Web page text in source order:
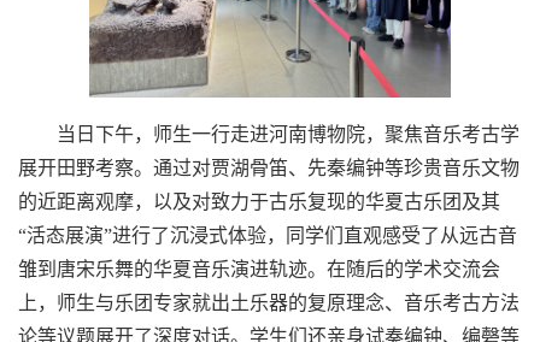
当日下午，师生一行走进河南博物院，聚焦音乐考古学
展开田野考察。通过对贾湖骨笛、先秦编钟等珍贵音乐文物
的近距离观摩，以及对致力于古乐复现的华夏古乐团 及其
“活态展演”进行了沉浸式体验，同学们直观感受了从远古音
雏到唐宋乐舞的华夏音乐演进轨迹。在随后的学术交流会
上，师生与乐团专家就出土乐器的复原理念、音乐考古方法
论等议题展开了深度对话。学生们还亲身试奏编钟、编磬等